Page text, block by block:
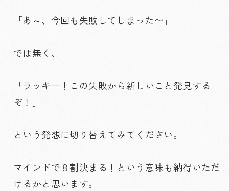
「あ～、今回も失敗してしまった〜」
では無く、
「ラッキー！この失敗から新しいこと発見する
ぞ！」
という発想に切り替えてみてください。
マインドで８割決まる！という意味も納得いただ
けるかと思います。